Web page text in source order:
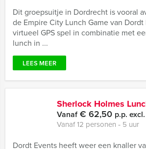
Dit groepsuitje in Dordrecht is vooral
de Empire City Lunch Game van Dordt
virtueel GPS spel in combinatie met
lunch in ...
LEES MEER
Sherlock Holmes
Vanaf€ 62,50 p.p.
Vanaf 12 personen ‐ 5 uur
Dordt Events heeft weer een knaller